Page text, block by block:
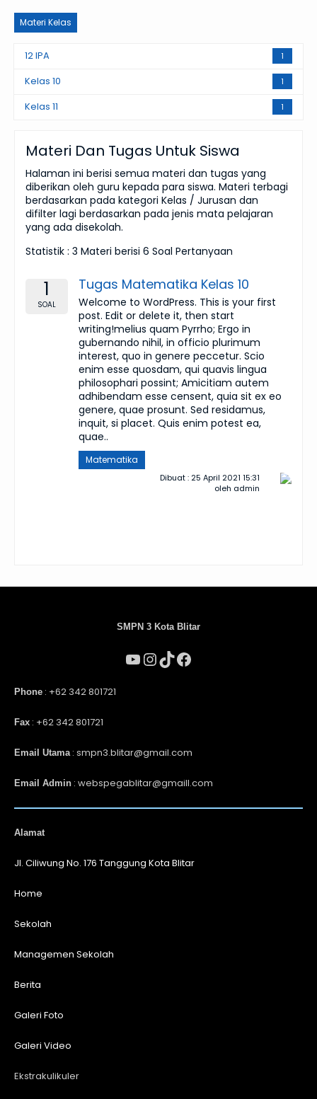
Materi Kelas
12 IPA 1
Kelas 10 1
Kelas 11 1
Materi Dan Tugas Untuk Siswa
Halaman ini berisi semua materi dan tugas yang
diberikan oleh guru kepada para siswa. Materi terbagi
berdasarkan pada kategori Kelas / Jurusan dan
difilter lagi berdasarkan pada jenis mata pelajaran
yang ada disekolah.
Statistik : 3 Materi berisi 6 Soal Pertanyaan
1
SOAL
Tugas Matematika Kelas 10
Welcome to WordPress. This is your first
post. Edit or delete it, then start
writing!melius quam Pyrrho; Ergo in
gubernando nihil, in officio plurimum
interest, quo in genere peccetur. Scio
enim esse quosdam, qui quavis lingua
philosophari possint; Amicitiam autem
adhibendam esse censent, quia sit ex eo
genere, quae prosunt. Sed residamus,
inquit, si placet. Quis enim potest ea,
quae..
Matematika
Dibuat : 25 April 2021 15:31
oleh admin
SMPN 3 Kota Blitar
Phone : +62 342 801721
Fax : +62 342 801721
Email Utama: smpn3.blitar@gmail.com
Email Admin : webspegablitar@gmaill.com
Alamat
Jl. Ciliwung No. 176 Tanggung Kota Blitar
Home
Sekolah
Managemen Sekolah
Berita
Galeri Foto
Galeri Video
Ekstrakulikuler